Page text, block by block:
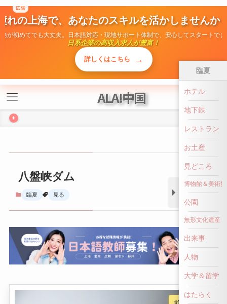
れの上海で、あなたのスキルを活かしませんか
が初めてでも大丈夫。日本語対応・現地サポート体制で、安心してスタートで
日系企業の高収入求人が豊富！
詳しくはこちら
ALA!中国
+
八盤峡ダム
前へ戻る
臨夏
ホテル
地下鉄
レストラン
お土産
見どころ
博物館＆美術館
公園
無形文化遺産
出来事
人物
大学＆留学
はたらく